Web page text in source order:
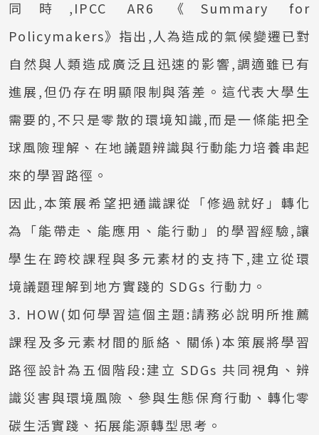
同時,IPCC AR6《Summary for
Policymakers》指出,人為造成的氣候變遷已對
自然與人類造成廣泛且迅速的影響,調適雖已有
進展,但仍存在明顯限制與落差。這代表大學生
需要的,不只是零散的環境知識,而是一條能把全
球風險理解、在地議題辨識與行動能力培養串起
來的學習路徑。
因此,本策展希望把通識課從「修過就好」轉化
為「能帶走、能應用、能行動」的學習經驗,讓
學生在跨校課程與多元素材的支持下,建立從環
境議題理解到地方實踐的 SDGs 行動力。
3. HOW(如何學習這個主題:請務必說明所推薦
課程及多元素材間的脈絡、關係)本策展將學習
路徑設計為五個階段:建立 SDGs 共同視角、辨
識災害與環境風險、參與生態保育行動、轉化零
碳生活實踐、拓展能源轉型思考。